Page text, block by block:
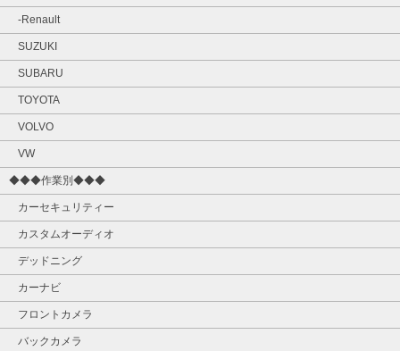
-Renault
SUZUKI
SUBARU
TOYOTA
VOLVO
VW
◆◆◆作業別◆◆◆
カーセキュリティー
カスタムオーディオ
デッドニング
カーナビ
フロントカメラ
バックカメラ